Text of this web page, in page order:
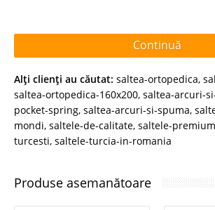
Continuă
Alţi clienţi au căutat: saltea-ortopedica,
saltea-ortopedica-160x200, saltea-arcuri-
pocket-spring, saltea-arcuri-si-spuma,
mondi, saltele-de-calitate, saltele-
turcesti, saltele-turcia-in-romania
Produse asemanătoare